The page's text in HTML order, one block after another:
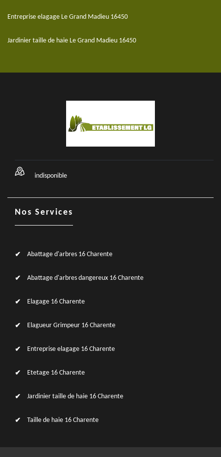
Entreprise elagage Le Grand Madieu 16450
Jardinier taille de haie Le Grand Madieu 16450
indisponible
Nos Services
Abattage d'arbres 16 Charente
Abattage d'arbres dangereux 16 Charente
Elagage 16 Charente
Elagueur Grimpeur 16 Charente
Entreprise elagage 16 Charente
Etetage 16 Charente
Jardinier taille de haie 16 Charente
Taille de haie 16 Charente